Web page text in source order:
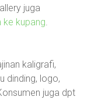
juga
ke kupang.
kaligrafi,
dinding, logo,
juga dpt